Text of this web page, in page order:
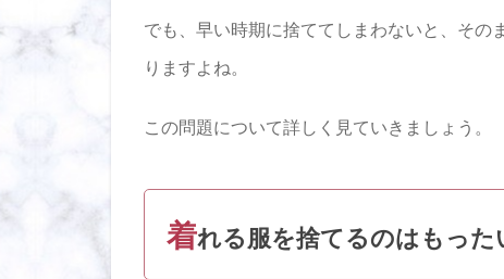
1.2
タイ
ミン
逃し
とす
ぐに
タン
でも、早い時期に捨ててしまわないと、その
りますよね。
この問題について詳しく見ていきましょう。
着れる服を捨てるのはもっ